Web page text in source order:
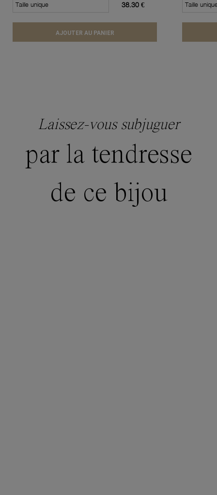
Taille unique 38.30 €
AJOUTER AU PANIER
Taille
Laissez-vous subjuguer
par la tendresse
de ce bijou